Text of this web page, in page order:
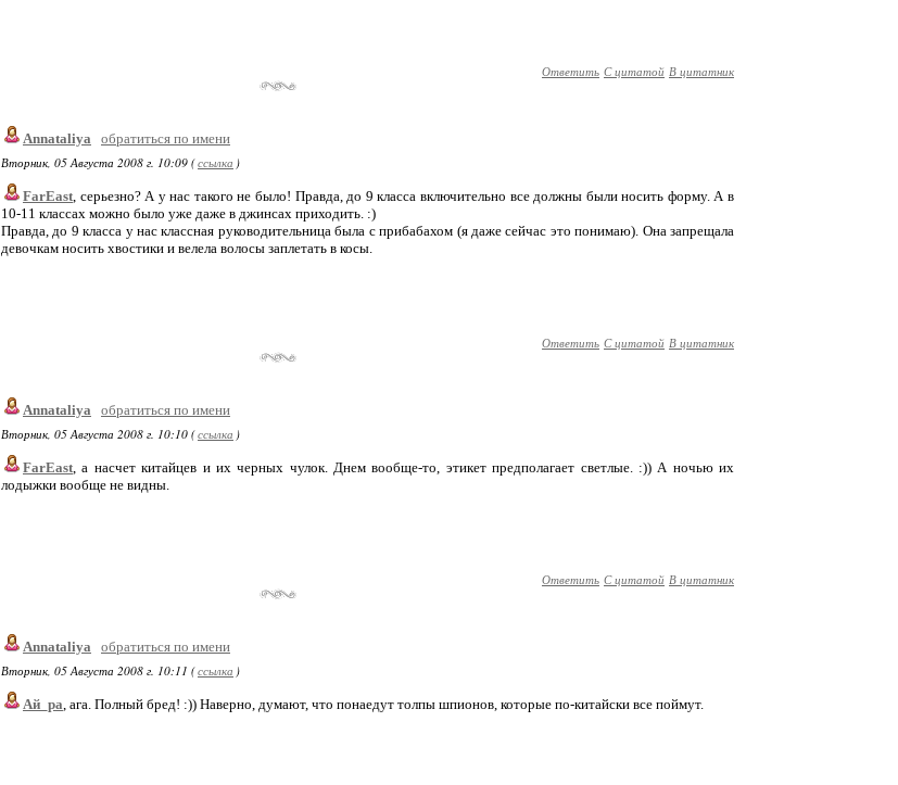
Ответить С цитатой В цитатник
Annataliya
обратиться по имени
Вторник, 05 Августа 2008 г. 10:09 (ссылка )
FarEast, серьезно? А у нас такого не было! Правда, до 9 класса включительно все должны были носить форму. А в
10-11 классах можно было уже даже в джинсах приходить. :)
Правда, до 9 класса у нас классная руководительница была с прибабахом (я даже сейчас это понимаю). Она запрещала
девочкам носить хвостики и велела волосы заплетать в косы.
Ответить С цитатой В цитатник
Annataliya
обратиться по имени
Вторник, 05 Августа 2008 г. 10:10 (ссылка )
FarEast, а насчет китайцев и их черных чулок. Днем вообще-то, этикет предполагает светлые. :)) А ночью их
лодыжки вообще не видны.
Ответить С цитатой В цитатник
Annataliya
обратиться по имени
Вторник, 05 Августа 2008 г. 10:11 (ссылка )
Ай_ра, ага. Полный бред! :)) Наверно, думают, что понаедут толпы шпионов, которые по-китайски все поймут.